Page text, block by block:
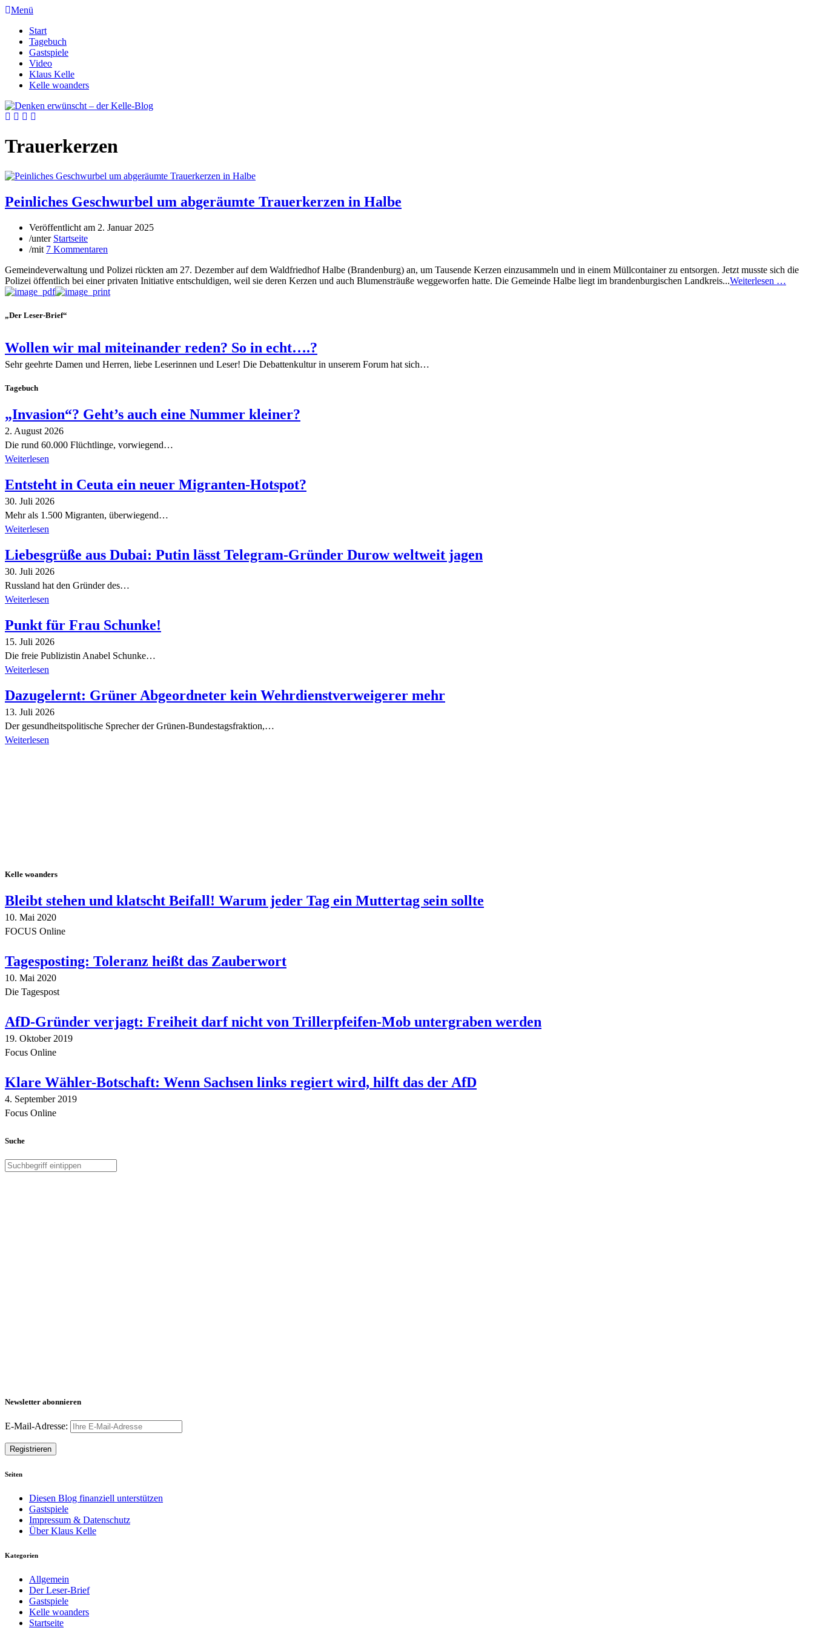
Menü
Start
Tagebuch
Gastspiele
Video
Klaus Kelle
Kelle woanders
Trauerkerzen
Peinliches Geschwurbel um abgeräumte Trauerkerzen in Halbe
Veröffentlicht am 2. Januar 2025
/unter Startseite
/mit 7 Kommentaren
Gemeindeverwaltung und Polizei rückten am 27. Dezember auf dem Waldfriedhof Halbe (Brandenburg) an, um Tausende Kerzen einzusammeln und in einem Müllcontainer zu entsorgen. Jetzt musste sich die
Polizei öffentlich bei einer privaten Initiative entschuldigen, weil sie deren Kerzen und auch Blumensträuße weggeworfen hatte. Die Gemeinde Halbe liegt im brandenburgischen Landkreis...Weiterlesen …
„Der Leser-Brief“
Wollen wir mal miteinander reden? So in echt….?
Sehr geehrte Damen und Herren, liebe Leserinnen und Leser! Die Debattenkultur in unserem Forum hat sich…
Tagebuch
„Invasion“? Geht’s auch eine Nummer kleiner?
2. August 2026
Die rund 60.000 Flüchtlinge, vorwiegend…
Weiterlesen
Entsteht in Ceuta ein neuer Migranten-Hotspot?
30. Juli 2026
Mehr als 1.500 Migranten, überwiegend…
Weiterlesen
Liebesgrüße aus Dubai: Putin lässt Telegram-Gründer Durow weltweit jagen
30. Juli 2026
Russland hat den Gründer des…
Weiterlesen
Punkt für Frau Schunke!
15. Juli 2026
Die freie Publizistin Anabel Schunke…
Weiterlesen
Dazugelernt: Grüner Abgeordneter kein Wehrdienstverweigerer mehr
13. Juli 2026
Der gesundheitspolitische Sprecher der Grünen-Bundestagsfraktion,…
Weiterlesen
Kelle woanders
Bleibt stehen und klatscht Beifall! Warum jeder Tag ein Muttertag sein sollte
10. Mai 2020
FOCUS Online
Tagesposting: Toleranz heißt das Zauberwort
10. Mai 2020
Die Tagespost
AfD-Gründer verjagt: Freiheit darf nicht von Trillerpfeifen-Mob untergraben werden
19. Oktober 2019
Focus Online
Klare Wähler-Botschaft: Wenn Sachsen links regiert wird, hilft das der AfD
4. September 2019
Focus Online
Suche
Newsletter abonnieren
E-Mail-Adresse:
Seiten
Diesen Blog finanziell unterstützen
Gastspiele
Impressum & Datenschutz
Über Klaus Kelle
Kategorien
Allgemein
Der Leser-Brief
Gastspiele
Kelle woanders
Startseite